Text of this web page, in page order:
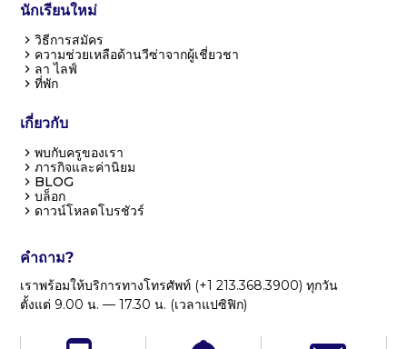
นักเรียนใหม่
วิธีการสมัคร
ความช่วยเหลือด้านวีซ่าจากผู้เชี่ยวชา
ลา ไลฟ์
ที่พัก
เกี่ยวกับ
พบกับครูของเรา
ภารกิจและค่านิยม
BLOG
บล็อก
ดาวน์โหลดโบรชัวร์
คำถาม?
เราพร้อมให้บริการทางโทรศัพท์ (+1 213.368.3900) ทุกวัน
ตั้งแต่ 9.00 น. — 17.30 น. (เวลาแปซิฟิก)